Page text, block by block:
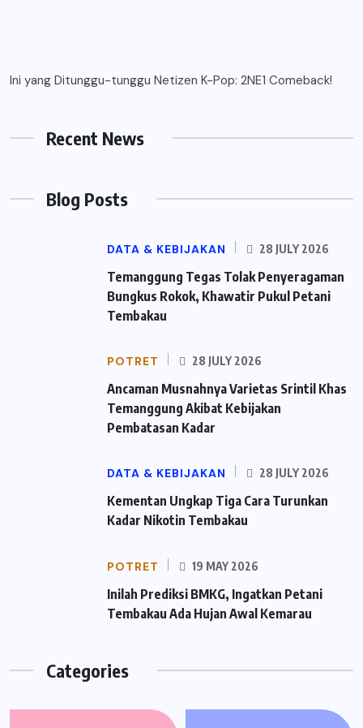
Ini yang Ditunggu-tunggu Netizen K-Pop: 2NE1 Comeback!
Recent News
Blog Posts
DATA & KEBIJAKAN 28 JULY 2026
Temanggung Tegas Tolak Penyeragaman
Bungkus Rokok, Khawatir Pukul Petani
Tembakau
POTRET 28 JULY 2026
Ancaman Musnahnya Varietas Srintil Khas
Temanggung Akibat Kebijakan
Pembatasan Kadar
DATA & KEBIJAKAN 28 JULY 2026
Kementan Ungkap Tiga Cara Turunkan
Kadar Nikotin Tembakau
POTRET 19 MAY 2026
Inilah Prediksi BMKG, Ingatkan Petani
Tembakau Ada Hujan Awal Kemarau
Categories